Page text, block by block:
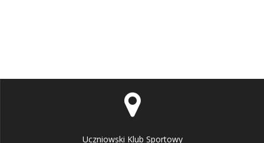
Uczniowski Klub Sportowy